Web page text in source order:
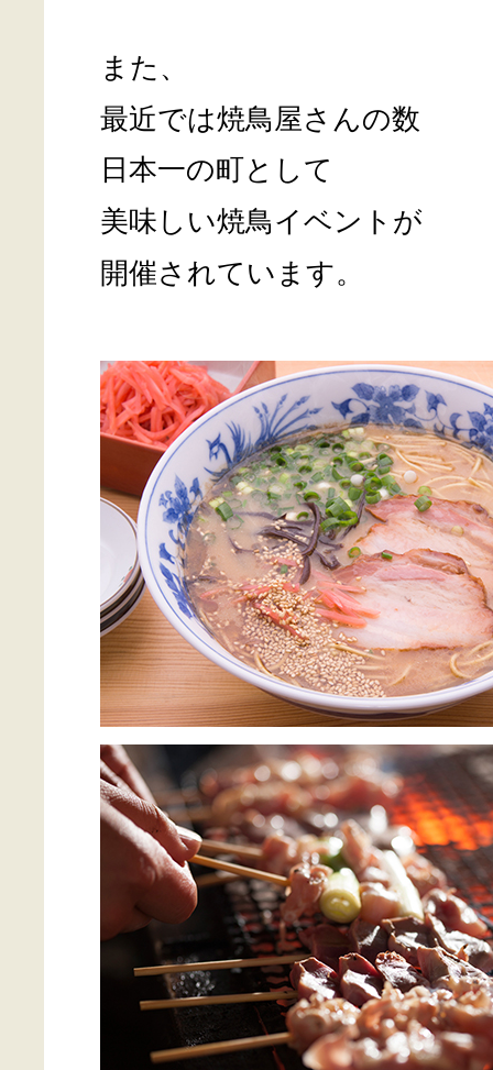
また、
最近では焼鳥屋さんの数
日本一の町として
美味しい焼鳥イベントが
開催されています。